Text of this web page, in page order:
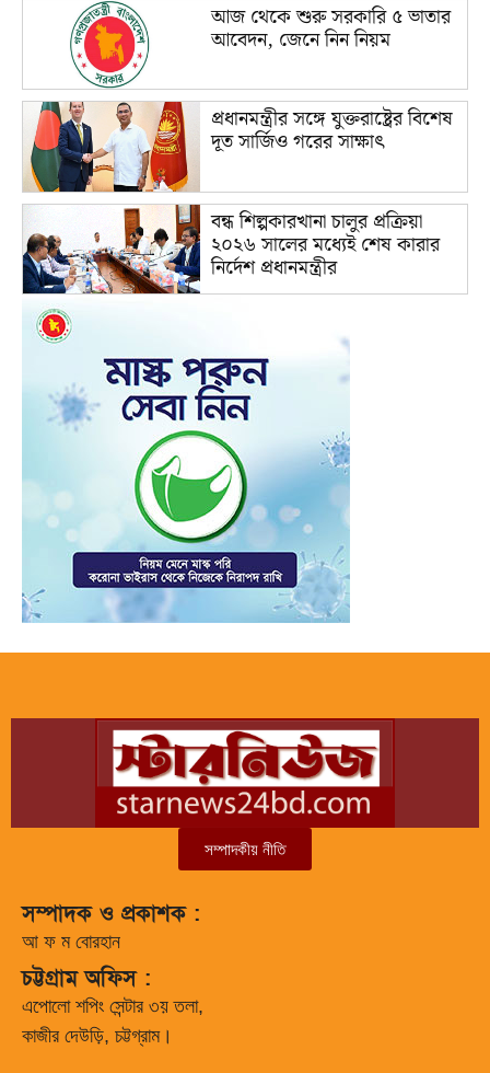
আজ থেকে শুরু সরকারি ৫ ভাতার
আবেদন, জেনে নিন নিয়ম
প্রধানমন্ত্রীর সঙ্গে যুক্তরাষ্ট্রের বিশেষ
দূত সার্জিও গরের সাক্ষাৎ
বন্ধ শিল্পকারখানা চালুর প্রক্রিয়া
২০২৬ সালের মধ্যেই শেষ কারার
নির্দেশ প্রধানমন্ত্রীর
সম্পাদকীয় নীতি
সম্পাদক ও প্রকাশক :
আ ফ ম বোরহান
চট্টগ্রাম অফিস :
এপোলো শপিং সেন্টার ৩য় তলা,
কাজীর দেউড়ি, চট্টগ্রাম।